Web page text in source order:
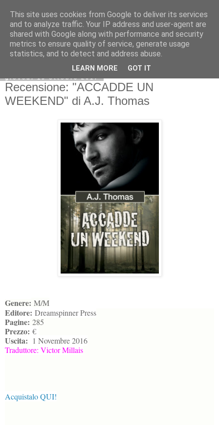
giovedì 19 ottobre 2017
Recensione: "ACCADDE UN
WEEKEND" di A.J. Thomas
Genere: M/M
Editore: Dreamspinner Press
Pagine: 285
Prezzo: €
Uscita: 1 Novembre 2016
Traduttore: Victor Millais
Acquistalo QUI!
This site uses cookies from Google to deliver its services
and to analyze traffic. Your IP address and user-agent are
shared with Google along with performance and security
metrics to ensure quality of service, generate usage
statistics, and to detect and address abuse.
LEARN MORE GOT IT